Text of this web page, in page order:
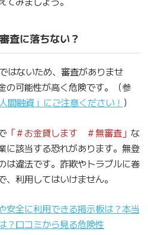
査に落ちない？
はないため、審査がありませ
の可能性が高く危険です。（参
間融資」にご注意ください！ ）
「＃お金貸します ＃無審査」 な
に該当する恐れがあります。無登
は違法です。詐欺やトラブルに巻
利用してはいけません。
安全に利用できる掲示板は？本当
？口コミから見る危険性